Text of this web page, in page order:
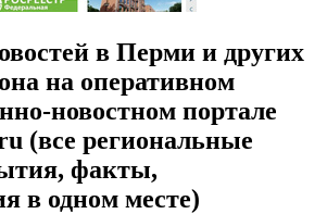
в Перми и других
на оперативном
новостном портале
(все региональные
факты,
в одном месте)